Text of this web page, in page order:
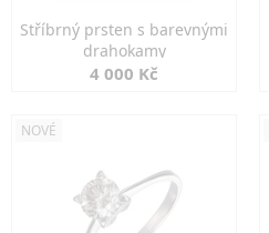
Stříbrný prsten s barevnými
drahokamy
4 000 Kč
NOVÉ